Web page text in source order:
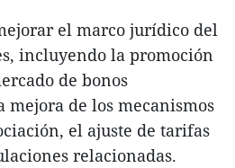
el marco jurídico del
incluyendo la promoción
de bonos
mejora de los mecanismos
el ajuste de tarifas
relacionadas.